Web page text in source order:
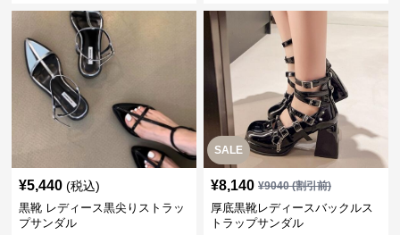
¥5,440 (税込)
黒靴 レディース黒尖りストラッ
プサンダル
SALE
¥8,140 ¥9040(割引前)
厚底黒靴レディースバックルス
トラップサンダル